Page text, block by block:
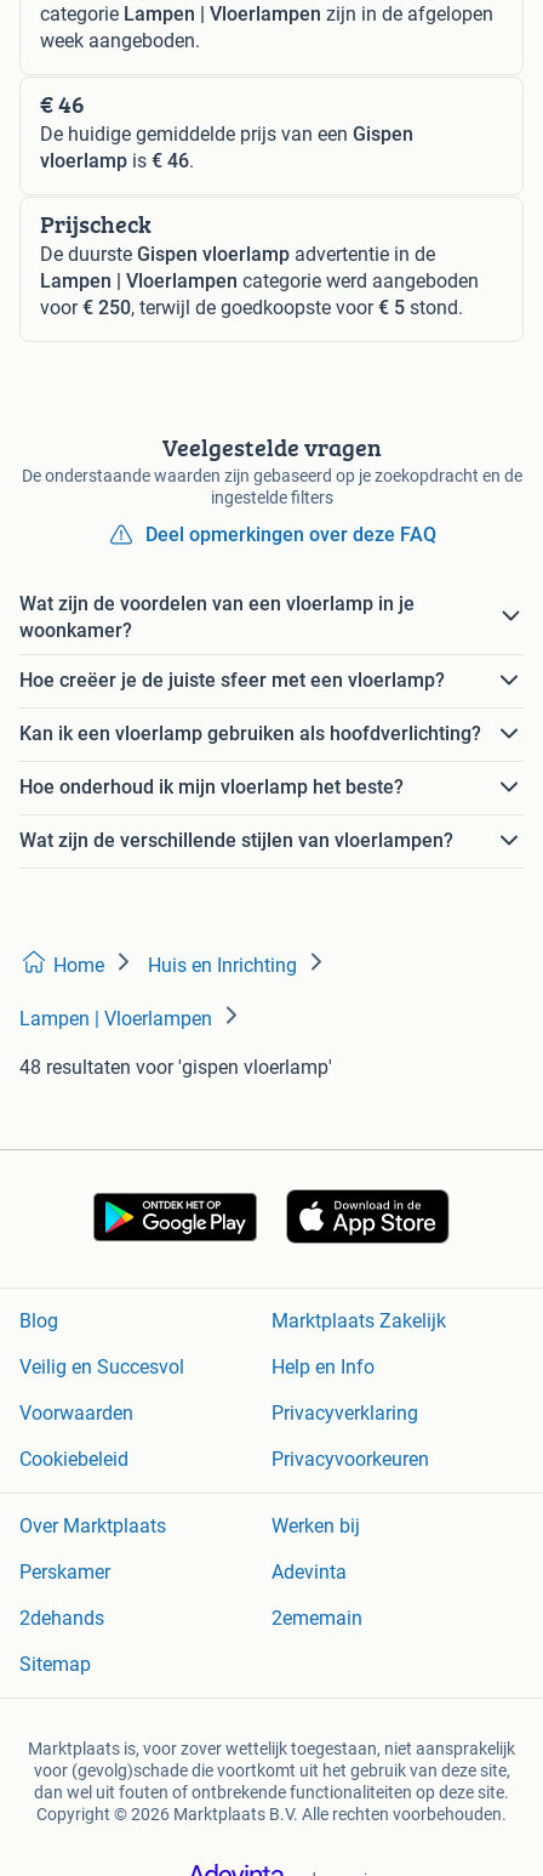
categorie Lampen | Vloerlampen zijn in de afgelopen
week aangeboden.
€ 46
De huidige gemiddelde prijs van een Gispen
vloerlamp is € 46.
Prijscheck
De duurste Gispen vloerlamp advertentie in de
Lampen | Vloerlampen categorie werd aangeboden
voor€ 250, terwijl de goedkoopste voor€ 5 stond.
Veelgestelde vragen
De onderstaande waarden zijn gebaseerd op je zoekopdracht en de
ingestelde filters
Deel opmerkingen over deze FAQ
Wat zijn de voordelen van een vloerlamp in je
woonkamer?
Hoe creëer je de juiste sfeer met een vloerlamp?
Kan ik een vloerlamp gebruiken als hoofdverlichting?
Hoe onderhoud ik mijn vloerlamp het beste?
Wat zijn de verschillende stijlen van vloerlampen?
Home Huis en Inrichting
Lampen | Vloerlampen
48 resultaten voor 'gispen vloerlamp'
Blog
Marktplaats Zakelijk
Veilig en Succesvol
Help en Info
Voorwaarden
Privacyverklaring
Cookiebeleid
Privacyvoorkeuren
Over Marktplaats
Werken bij
Perskamer
Adevinta
2dehands
2ememain
Sitemap
Marktplaats is, voor zover wettelijk toegestaan, niet aansprakelijk
voor (gevolg)schade die voortkomt uit het gebruik van deze site,
dan wel uit fouten of ontbrekende functionaliteiten op deze site.
Copyright © 2026 Marktplaats B.V. Alle rechten voorbehouden.